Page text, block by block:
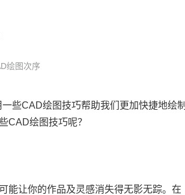
绘图次序
一些CAD绘图技巧帮助我们更加快捷地绘制
CAD绘图技巧呢？
能让你的作品及灵感消失得无影无踪。在